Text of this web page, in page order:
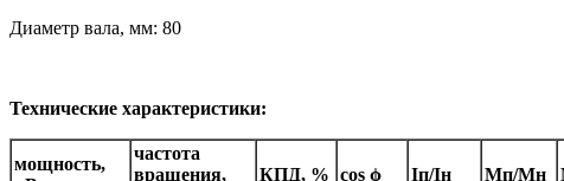
Диаметр вала, мм: 80
Технические характеристики:
мощность,
частота
вращения,
КПД, % cos ϕ Iп/Iн Мп/Мн